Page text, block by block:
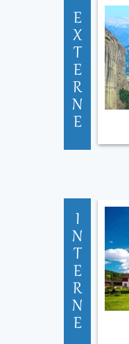
E
X
T
E
R
N
E
I
N
T
E
R
N
E